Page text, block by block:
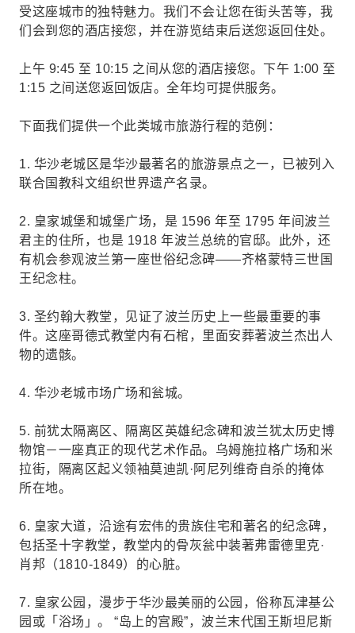
受这座城市的独特魅力。我们不会让您在街头苦等，我
们会到您的酒店接您，并在游览结束后送您返回住处。
上午 9:45 至 10:15 之间从您的酒店接您。下午 1:00 至
1:15 之间送您返回饭店。全年均可提供服务。
下面我们提供一个此类城市旅游行程的范例：
1. 华沙老城区是华沙最著名的旅游景点之一，已被列入
联合国教科文组织世界遗产名录。
2. 皇家城堡和城堡广场，是 1596 年至 1795 年间波兰
君主的住所，也是 1918 年波兰总统的官邸。此外，还
有机会参观波兰第一座世俗纪念碑——齐格蒙特三世国
王纪念柱。
3. 圣约翰大教堂，见证了波兰历史上一些最重要的事
件。这座哥德式教堂内有石棺，里面安葬著波兰杰出人
物的遗骸。
4. 华沙老城市场广场和瓮城。
5. 前犹太隔离区、隔离区英雄纪念碑和波兰犹太历史博
物馆－一座真正的现代艺术作品。乌姆施拉格广场和米
拉街，隔离区起义领袖莫迪凯·阿尼列维奇自杀的掩体
所在地。
6. 皇家大道，沿途有宏伟的贵族住宅和著名的纪念碑，
包括圣十字教堂，教堂内的骨灰瓮中装著弗雷德里克·
肖邦（1810-1849）的心脏。
7. 皇家公园，漫步于华沙最美丽的公园，俗称瓦津基公
园或「浴场」。 “岛上的宫殿”，波兰末代国王斯坦尼斯